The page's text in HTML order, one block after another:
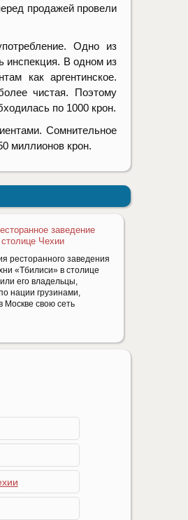
продажей провели
Одно из
инспекция. В одном из
как аргентинское.
чистая. Поэтому
по 1000 крон.
Сомнительное
миллионов крон.
заведение
Чехии
ресторанного заведения
«Тбилиси» в столице
его владельцы,
нации грузинами,
Москве свою сеть